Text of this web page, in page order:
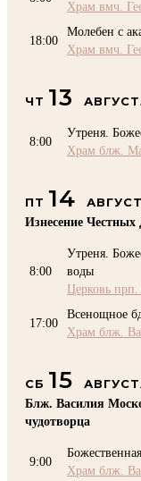
Храм вмч.
18:00
Молебен с
Храм вмч.
ЧТ 13
8:00
Утреня.
Храм блж.
ПТ 14
Изнесение
8:00
Утреня.
воды
Церковь прп.
17:00
Всенощное
Храм блж.
СБ 15
Блж. Василия
чудотворца
9:00
Храм блж.